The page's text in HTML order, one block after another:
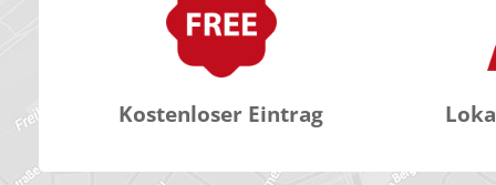
Kostenloser Eintrag